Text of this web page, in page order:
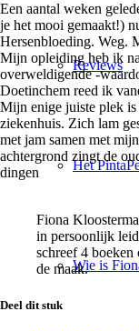
Reviews
Het
Wie is
Een aantal weken
je het mooi gemaakt!)
Hersenbloeding. Weg.
Mijn opleiding heb ik
overweldigende -
Doetinchem reed ik
Mijn enige juiste plek
ziekenhuis. Zich lam
met jam samen met
achtergrond zingt de
dingen
Fiona
in persoonlijk
schreef 4
de maak.
Deel dit stuk